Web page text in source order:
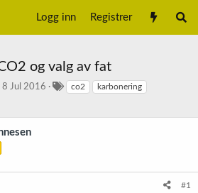
Logg inn Registrer
og valg av fat
S
t
t
8 Jul 2016
d
co2
karbonering
#1